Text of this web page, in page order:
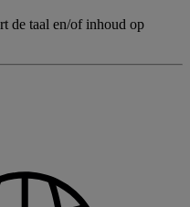
de taal en/of inhoud op